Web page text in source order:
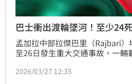
巴士衝出渡輪墜河！至少24
孟加拉中部拉傑巴里（Rajbari
至26日發生重大交通事故，一輛
登船時失控，直接衝出船面墜入
2026/03/27 12:35